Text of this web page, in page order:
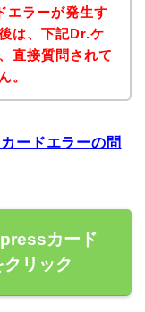
ラーが発生す
は、下記Dr.ケ
直接質問されて
。
ードエラーの問
カード
リック